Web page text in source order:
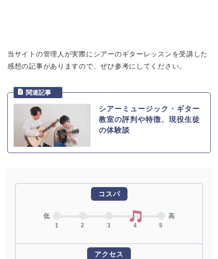
当サイトの管理人が実際にシアーのギターレッスンを受講した
感想の記事がありますので、ぜひ参考にしてください。
シアーミュージック・ギター
教室の評判や特徴、現役生徒
の体験談
コスパ
低
1 2 3 4 5
高
アクセス